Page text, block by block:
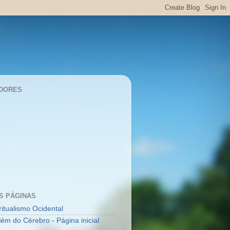
PÁGINAS
Ocidental
do Cérebro - Página inicial